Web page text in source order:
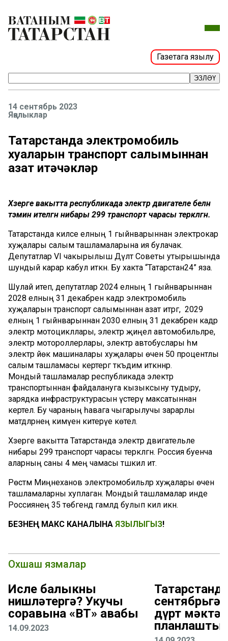
Газетага язылу
ЭЗЛӘҮ
14 сентябрь 2023
Яңалыклар
Татарстанда электромобиль
хуҗаларын транспорт салымыннан
азат итәчәкләр
Хәзерге вакытта республикада электр двигателе белән
тәэмин ителгән нибары 299 транспорт чарасы теркәлгән.
Татарстанда киләсе елның 1 гыйнварыннан электрокар
хуҗалары салым ташламаларына ия булачак.
Депутатлар VI чакырылыш Дәүләт Советы утырышында
шундый карар кабул иткән. Бу хакта “Татарстан24” яза.
Шулай итеп, депутатлар 2024 елның 1 гыйнварыннан
2028 елның 31 декабренә кадәр электромобиль
хуҗаларын транспорт салымыннан азат итәргә, ә 2029
елның 1 гыйнварыннан 2030 елның 31 декабренә кадәр
электр мотоцикллары, электр җиңел автомобильләре,
электр мотороллерлары, электр автобуслары һәм
электр йөк машиналары хуҗалары өчен 50 процентлы
салым ташламасы кертергә тәкъдим иткәннәр.
Мондый ташламалар республикада электр
транспортыннан файдалануга кызыксыну тудыру,
зарядка инфраструктурасын үстерү максатыннан
кертелә. Бу чараның һавага чыгарылучы зарарлы
матдәләрнең кимүенә китерүе көтелә.
Хәзерге вакытта Татарстанда электр двигательле
нибары 299 транспорт чарасы теркәлгән. Россия буенча
аларның саны 4 мең чамасы тәшкил итә.
Рөстәм Миңнеханов электромобильләр хуҗалары өчен
ташламаларны хуплаган. Мондый ташламалар инде
Россиянең 35 төбәгендә гамәлдә булып килә икән.
БЕЗНЕҢ МАКС КАНАЛЫНА ЯЗЫЛЫГЫЗ!
Охшаш язмалар
Исле балыкны
нишләтергә? Укучы
соравына «ВТ» җавабы
14.09.2023
сентябрьгә
дүрт